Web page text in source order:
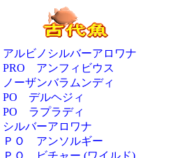
アルビノシルバーアロワナ
PRO アンフィビウス
ノーザンバラムンディ
PO デルヘジィ
PO ラプラディ
シルバーアロワナ
ＰＯ アンソルギー
ＰＯ ビチャー (ワイルド)